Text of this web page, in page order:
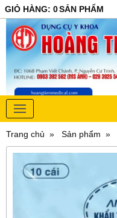
GIỎ HÀNG: 0SẢN PHẨM
Trang chủ Sản phẩm